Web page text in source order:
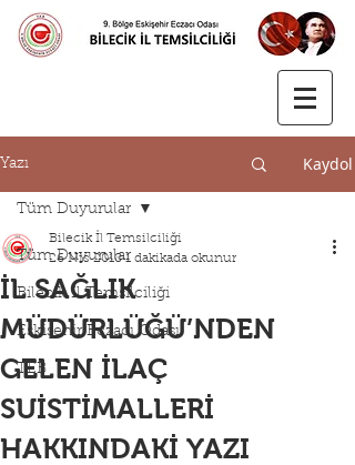
Yazı Kaydol
Tüm Duyurular
Bilecik İl Temsilciliği
Eskişehir Eczacı Odası
TEB
Tüm Duyurular
İL SAĞLIK
MÜDÜRLÜĞÜ’NDEN
GELEN İLAÇ
SUİSTİMALLERİ
HAKKINDAKİ YAZI
Bilecik İl Temsilciliği
26 Nis 2018 1 dakikada okunur